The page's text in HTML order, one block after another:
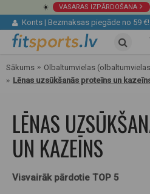
☀️ VASARAS IZPĀRDOŠANA
Konts | Bezmaksas piegāde no 59 €!
Sākums
Olbaltumvielas
Lēnas uzsūkšanās proteīns un
LĒNAS
UN KAZEĪNS
Visvairāk pārdotie TOP 5